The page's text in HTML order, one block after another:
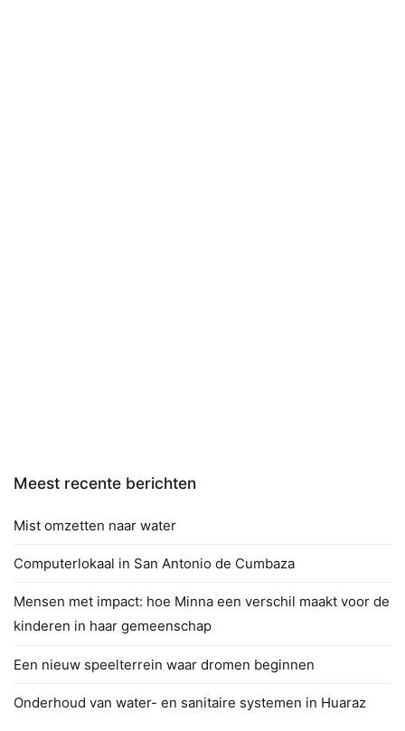
Meest recente berichten
Mist omzetten naar water
Computerlokaal in San Antonio de Cumbaza
Mensen met impact: hoe Minna een verschil maakt voor de
kinderen in haar gemeenschap
Een nieuw speelterrein waar dromen beginnen
Onderhoud van water- en sanitaire systemen in Huaraz